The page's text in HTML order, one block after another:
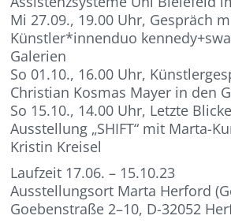
Mi 27.09., 19.00 Uhr, Gespräch
Künstler*innenduo
Galerien
So 01.10., 16.00 Uhr,
Christian Kosmas Mayer in den
So 15.10., 14.00 Uhr, Letzte
Ausstellung „SHIFT“ mit Marta-
Kristin Kreisel
Laufzeit 17.06. – 15.10.23
Ausstellungsort Marta Herford
Goebenstraße 2–10, D-32052